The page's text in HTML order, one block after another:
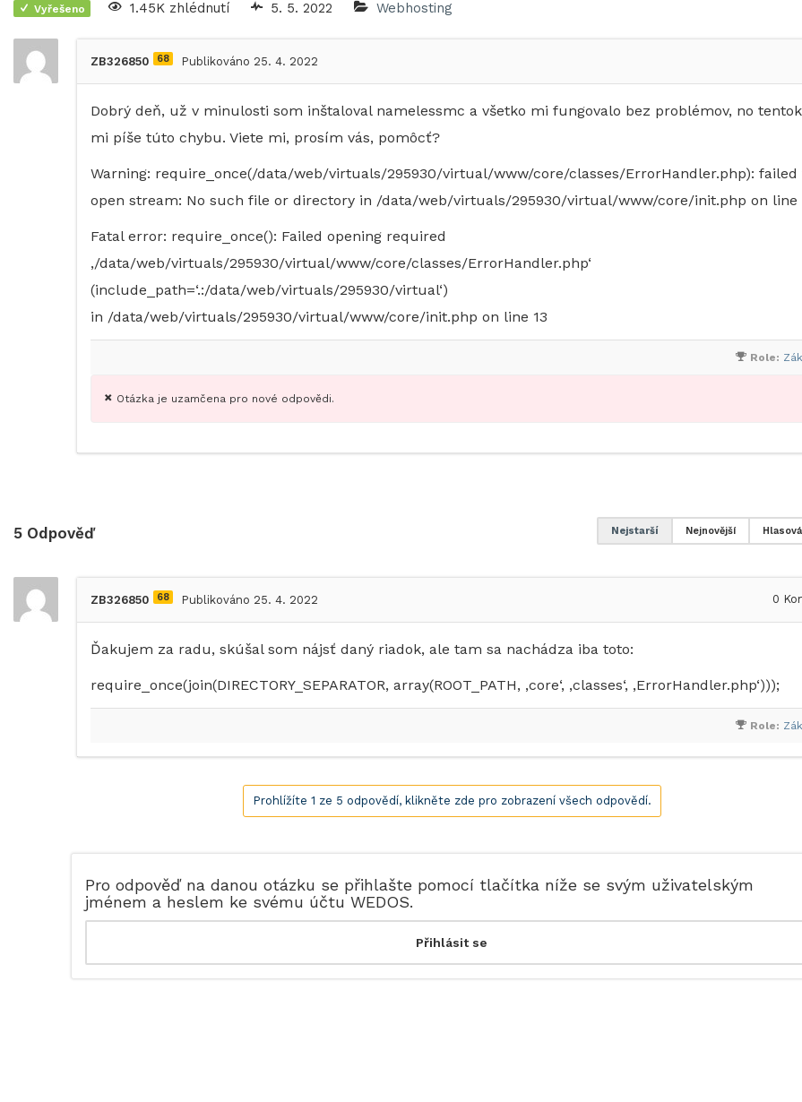
Vyřešeno 1.45K zhlédnutí 5. 5. 2022 Webhosting
ZB326850 68 Publikováno 25. 4. 2022
Dobrý deň, už v minulosti som inštaloval namelessmc a všetko mi fungovalo bez problémov, no
mi píše túto chybu. Viete mi, prosím vás, pomôcť?
Warning: require_once(/data/web/virtuals/295930/virtual/www/core/classes/ErrorHandler.php): failed
open stream: No such file or directory in /data/web/virtuals/295930/virtual/www/core/init.php on line
Fatal error: require_once(): Failed opening required
‚/data/web/virtuals/295930/virtual/www/core/classes/ErrorHandler.php‘
(include_path=‘.:/data/web/virtuals/295930/virtual‘)
in /data/web/virtuals/295930/virtual/www/core/init.php on line 13
Role:
Otázka je uzamčena pro nové odpovědi.
5 Odpověď Nejnovější
Nejstarší
ZB326850 68 Publikováno 25. 4. 2022 0
Ďakujem za radu, skúšal som nájsť daný riadok, ale tam sa nachádza iba toto:
require_once(join(DIRECTORY_SEPARATOR, array(ROOT_PATH, ‚core‘, ‚classes‘, ‚ErrorHandler.php‘)));
Role:
Prohlížíte 1 ze 5 odpovědí, klikněte zde pro zobrazení všech odpovědí.
Pro odpověď na danou otázku se přihlašte pomocí tlačítka níže se svým uživatelským
jménem a heslem ke svému účtu WEDOS.